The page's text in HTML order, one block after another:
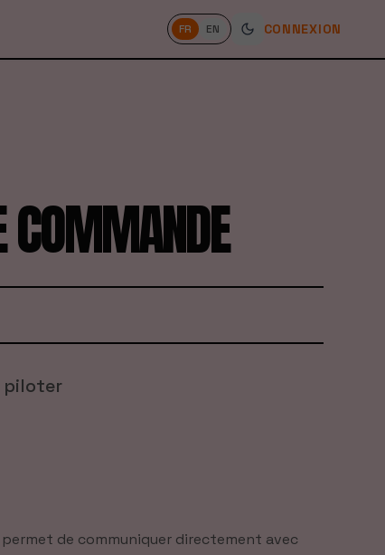
FR EN CONNEXION
COMMANDE
piloter
de communiquer directement avec